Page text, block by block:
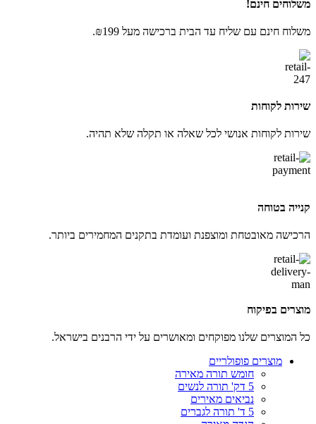
משלוחים חינם!
משלוח חינם עם שליח עד הבית ברכישה מעל ₪199.
שירות לקוחות
שירות לקוחות אנושי לכל שאלה או תקלה שלא תהיה.
קנייה בטוחה
הרכישה מאובטחת ומוצפנת ועומדת בתקנים המחמירים ביותר.
מוצרים בפיקוח
כל המוצרים שלנו מפוקחים ומאושרים על ידי הרבנים בישראל.
מוצרים פופולריים
חומש תורה מאירה
5 דק' תורה לנשים
נביאים מאירים
5 ד' תורה לגברים